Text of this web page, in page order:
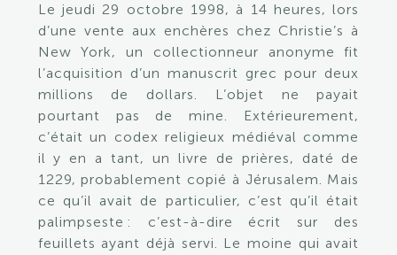
Le jeudi 29 octobre 1998, à 14 heures, lors
d’une vente aux enchères chez Christie’s à
New York, un collectionneur anonyme fit
l’acquisition d’un manuscrit grec pour deux
millions de dollars. L’objet ne payait
pourtant pas de mine. Extérieurement,
c’était un codex religieux médiéval comme
il y en a tant, un livre de prières, daté de
1229, probablement copié à Jérusalem. Mais
ce qu’il avait de particulier, c’est qu’il était
palimpseste : c’est-à-dire écrit sur des
feuillets ayant déjà servi. Le moine qui avait